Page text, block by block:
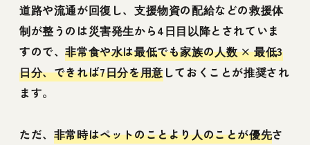
道路や流通が回復し、支援物資の配給などの救援体
制が整うのは災害発生から4日目以降とされていま
すので、非常食や水は最低でも家族の人数 × 最低3
日分、できれば7日分を用意しておくことが推奨され
ます。
ただ、 非常時はペットのことより人のことが優先さ